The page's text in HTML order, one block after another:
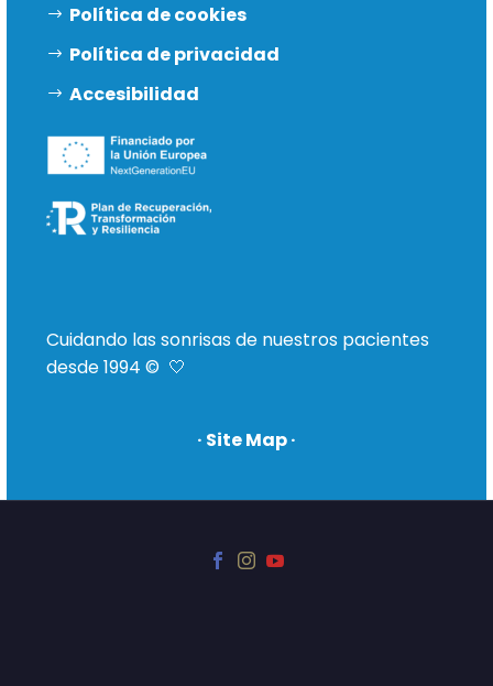
Política de cookies
Política de privacidad
Accesibilidad
Cuidando las sonrisas de nuestros pacientes
desde 1994 © 🤍
· Site Map ·